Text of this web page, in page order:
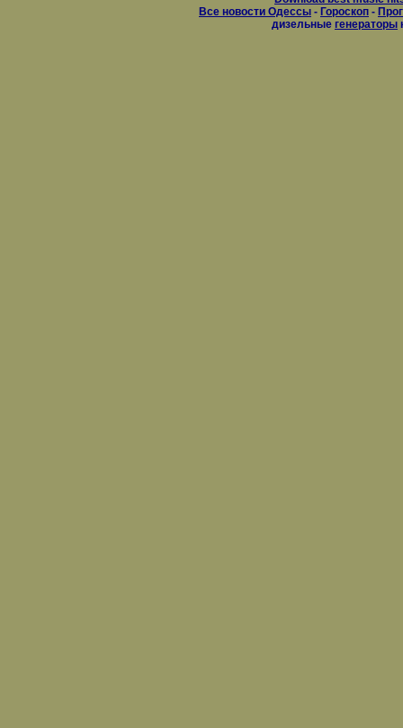
Все новости Одессы - Гороскоп -
дизельные генераторы